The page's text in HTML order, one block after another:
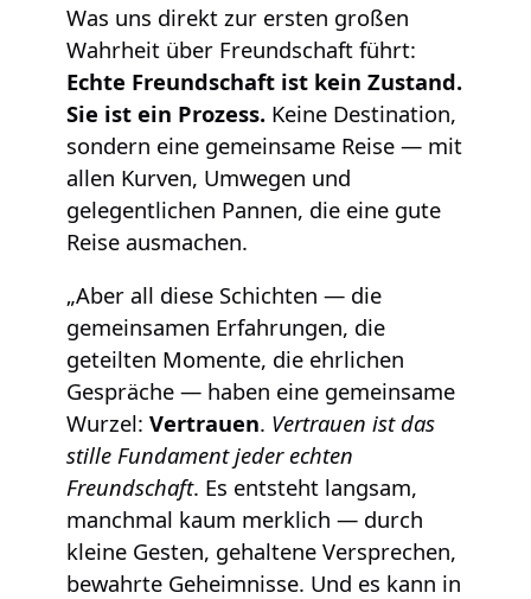
Was uns direkt zur ersten großen
Wahrheit über Freundschaft führt:
Echte Freundschaft ist kein Zustand.
Sie ist ein Prozess. Keine Destination,
sondern eine gemeinsame Reise — mit
allen Kurven, Umwegen und
gelegentlichen Pannen, die eine gute
Reise ausmachen.
„Aber all diese Schichten — die
gemeinsamen Erfahrungen, die
geteilten Momente, die ehrlichen
Gespräche — haben eine gemeinsame
Wurzel: Vertrauen. Vertrauen ist das
stille Fundament jeder echten
Freundschaft. Es entsteht langsam,
manchmal kaum merklich — durch
kleine Gesten, gehaltene Versprechen,
bewahrte Geheimnisse. Und es kann in